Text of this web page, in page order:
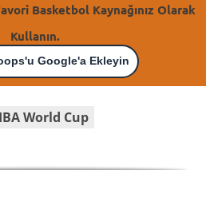
Basketbol Kaynağınız Olarak
Kullanın.
Google'a Ekleyin
World Cup